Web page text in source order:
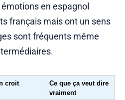
en espagnol
français mais ont un sens
sont fréquents même
croit
Ce que ça veut dire
vraiment